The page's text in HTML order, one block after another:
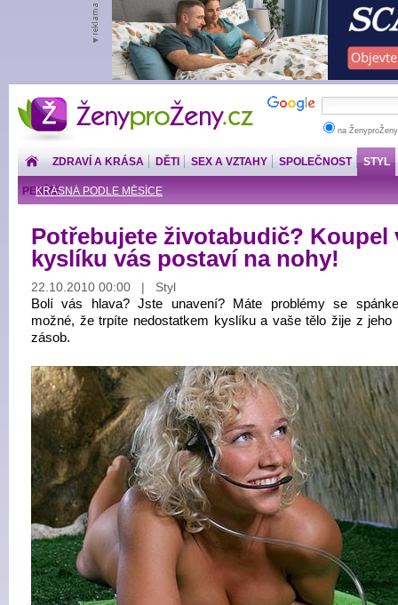
ŽenyproŽeny.cz
na
ZDRAVÍ A KRÁSA DĚTI SEX A VZTAHY SPOLEČNOST STYL
KRÁSNÁ PODLE MĚSÍCE
PENÍZE
Potřebujete životabudič? Koupel
kyslíku vás postaví na nohy!
22.10.2010 00:00 | Styl
Bolí vás hlava? Jste unavení? Máte problémy se
možné, že trpíte nedostatkem kyslíku a vaše tělo žije z jeho
zásob.